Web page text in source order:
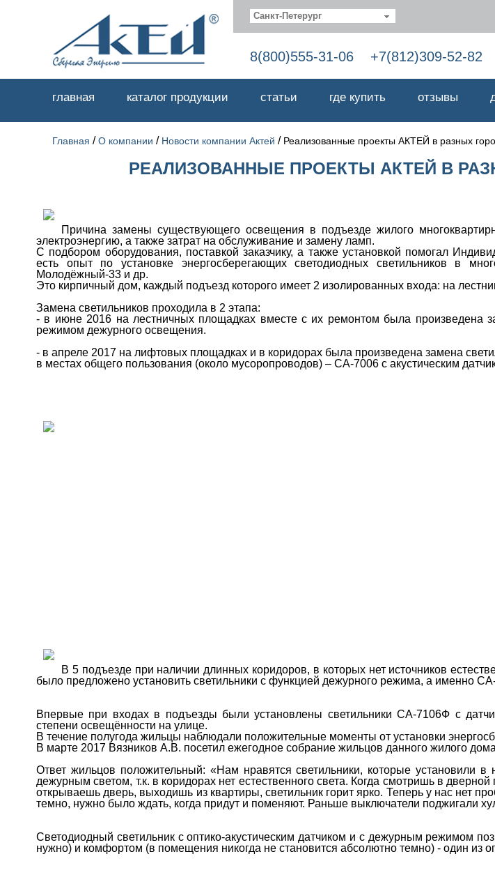
Санкт-Петерург
8(800)555-31-06 +7(812)309-52-82
главная каталог продукции статьи где купить отзывы
Главная /О компании / Новости компании Актей / Реализованные проекты АКТЕЙ в разных
РЕАЛИЗОВАННЫЕ ПРОЕКТЫ АКТЕЙ В
Причина замены существующего освещения в подъезде жилого
электроэнергию, а также затрат на обслуживание и замену ламп.
С подбором оборудования, поставкой заказчику, а также установкой помогал
есть опыт по установке энергосберегающих светодиодных светильников в
Молодёжный-33 и др.
Это кирпичный дом, каждый подъезд которого имеет 2 изолированных входа: на
Замена светильников проходила в 2 этапа:
- в июне 2016 на лестничных площадках вместе с их ремонтом была произведена
режимом дежурного освещения.
- в апреле 2017 на лифтовых площадках и в коридорах была произведена замена
в местах общего пользования (около мусоропроводов) – СА-7006 с акустическим
В 5 подъезде при наличии длинных коридоров, в которых нет источников
было предложено установить светильники с функцией дежурного режима, а именно
Впервые при входах в подъезды были установлены светильники СА-7106Ф с
степени освещённости на улице.
В течение полугода жильцы наблюдали положительные моменты от установки
В марте 2017 Вязников А.В. посетил ежегодное собрание жильцов данного жилого
Ответ жильцов положительный: «Нам нравятся светильники, которые установили
дежурным светом, т.к. в коридорах нет естественного света. Когда смотришь в
открываешь дверь, выходишь из квартиры, светильник горит ярко. Теперь у нас нет
темно, нужно было ждать, когда придут и поменяют. Раньше выключатели поджигали
Светодиодный светильник с оптико-акустическим датчиком и с дежурным режимом
нужно) и комфортом (в помещения никогда не становится абсолютно темно) - один